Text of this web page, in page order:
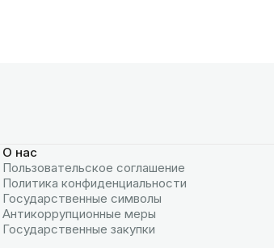
О нас
Пользовательское соглашение
Политика конфиденциальности
Государственные символы
Антикоррупционные меры
Государственные закупки